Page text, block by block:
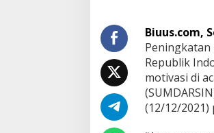
Biuus.com,
Peningkatan
Republik
motivasi di
(12/12/2021)